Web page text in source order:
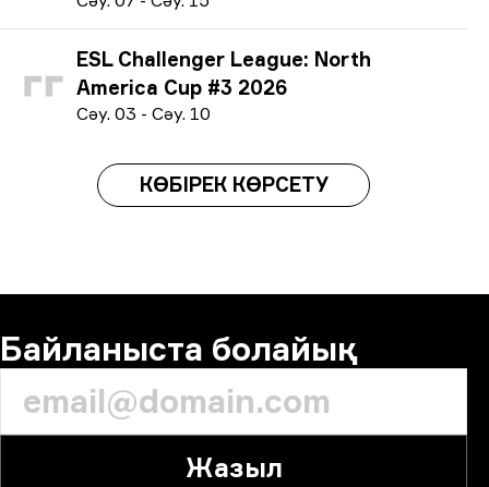
ESL Challenger League: North
America Cup #3 2026
Сәу. 03 - Сәу. 10
КӨБІРЕК КӨРСЕТУ
Байланыста болайық
Жазыл